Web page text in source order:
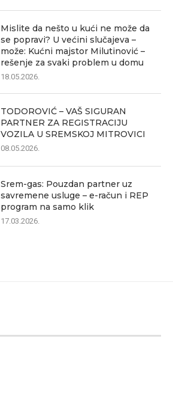
Mislite da nešto u kući ne može da
se popravi? U većini slučajeva –
može: Kućni majstor Milutinović –
rešenje za svaki problem u domu
18.05.2026.
TODOROVIĆ – VAŠ SIGURAN
PARTNER ZA REGISTRACIJU
VOZILA U SREMSKOJ MITROVICI
08.05.2026.
Srem-gas: Pouzdan partner uz
savremene usluge – e-račun i REP
program na samo klik
17.03.2026.